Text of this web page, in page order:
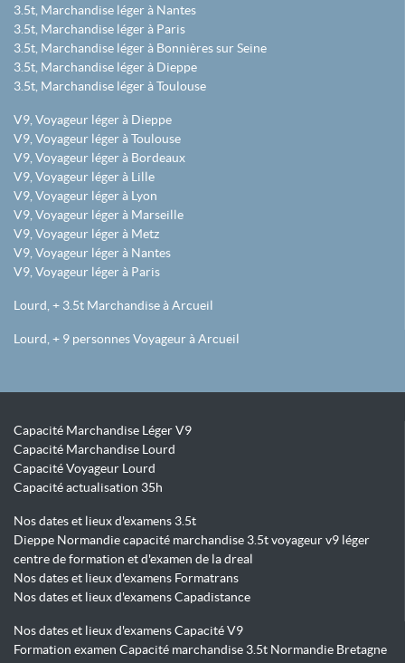
3.5t, Marchandise léger à Nantes
3.5t, Marchandise léger à Paris
3.5t, Marchandise léger à Bonnières sur Seine
3.5t, Marchandise léger à Dieppe
3.5t, Marchandise léger à Toulouse
V9, Voyageur léger à Dieppe
V9, Voyageur léger à Toulouse
V9, Voyageur léger à Bordeaux
V9, Voyageur léger à Lille
V9, Voyageur léger à Lyon
V9, Voyageur léger à Marseille
V9, Voyageur léger à Metz
V9, Voyageur léger à Nantes
V9, Voyageur léger à Paris
Lourd, + 3.5t Marchandise à Arcueil
Lourd, + 9 personnes Voyageur à Arcueil
Capacité Marchandise Léger V9
Capacité Marchandise Lourd
Capacité Voyageur Lourd
Capacité actualisation 35h
Nos dates et lieux d'examens 3.5t
Dieppe Normandie capacité marchandise 3.5t voyageur v9 léger
centre de formation et d'examen de la dreal
Nos dates et lieux d'examens Formatrans
Nos dates et lieux d'examens Capadistance
Nos dates et lieux d'examens Capacité V9
Formation examen Capacité marchandise 3.5t Normandie Bretagne